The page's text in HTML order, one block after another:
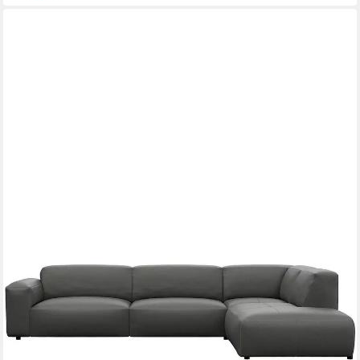
FLEXLUX
Ecksofa Lucera, super bequem durch hochwertigen Sitzaufbau
mit Kaltschaum
ab 4.199,99 € UVP5.206,54 €